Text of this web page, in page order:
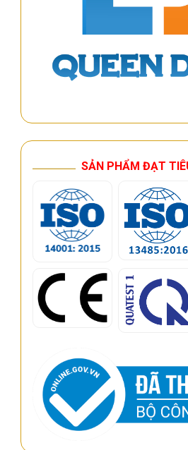
SẢN PHẨM ĐẠT